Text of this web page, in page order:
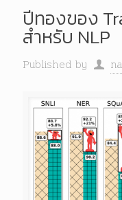
ปีทองของ
สำหรับ NLP
Published by